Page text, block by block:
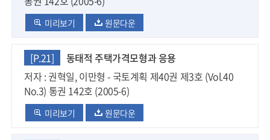
미리보기 원문다운
[P.21]
동태적 주택가격모형과 응용
저자 : 권혁일, 이만형 - 국토계획 제40권 제3호 (Vol.40
No.3) 통권 142호 (2005-6)
미리보기 원문다운